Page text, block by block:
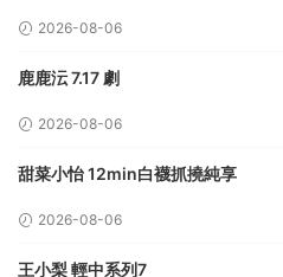
2026-08-06
鹿鹿沄 7.17 劇
2026-08-06
甜菜小怡 12min白襪抓撓純享
2026-08-06
王小梨 輕中系列7